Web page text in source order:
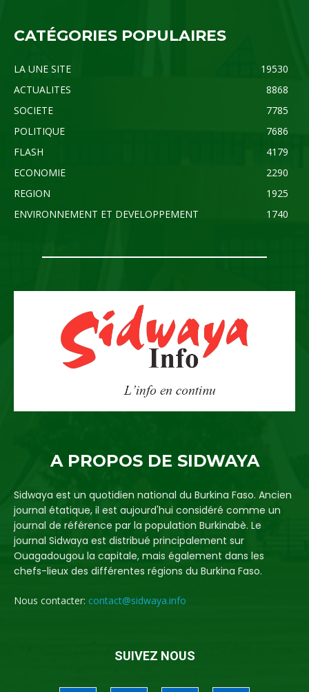
CATÉGORIES POPULAIRES
LA UNE SITE
19530
ACTUALITES
8868
SOCIETE
7785
POLITIQUE
7686
FLASH
4179
ECONOMIE
2290
REGION
1925
ENVIRONNEMENT ET DEVELOPPEMENT
1740
A PROPOS DE SIDWAYA
Sidwaya est un quotidien national du Burkina Faso. Ancien
journal étatique, il est aujourd'hui considéré comme un
journal de référence par la population Burkinabè. Le
journal Sidwaya est distribué principalement sur
Ouagadougou la capitale, mais également dans les
chefs-lieux des différentes régions du Burkina Faso.
Nous contacter: contact@sidwaya.info
SUIVEZ NOUS